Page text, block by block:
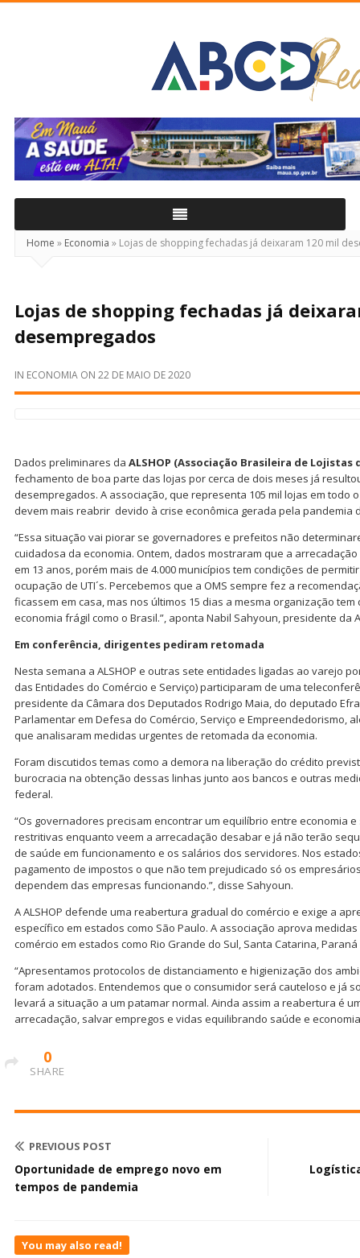
Real
Home » Economia » Lojas de shopping fechadas já deixaram 120 mil
Lojas de shopping fechadas já
desempregados
IN ECONOMIA ON 22 DE MAIO DE 2020
Dados preliminares da ALSHOP (Associação Brasileira de Lojistas
fechamento de boa parte das lojas por cerca de dois meses já
desempregados. A associação, que representa 105 mil lojas em todo
devem mais reabrir devido à crise econômica gerada pela pandemia
“Essa situação vai piorar se governadores e prefeitos não
cuidadosa da economia. Ontem, dados mostraram que a
em 13 anos, porém mais de 4.000 municípios tem condições de
ocupação de UTI´s. Percebemos que a OMS sempre fez a
ficassem em casa, mas nos últimos 15 dias a mesma organização
economia frágil como o Brasil.”, aponta Nabil Sahyoun, presidente da
Em conferência, dirigentes pediram retomada
Nesta semana a ALSHOP e outras sete entidades ligadas ao varejo
das Entidades do Comércio e Serviço) participaram de uma
presidente da Câmara dos Deputados Rodrigo Maia, do deputado
Parlamentar em Defesa do Comércio, Serviço e Empreendedorismo,
que analisaram medidas urgentes de retomada da economia.
Foram discutidos temas como a demora na liberação do crédito
burocracia na obtenção dessas linhas junto aos bancos e outras
federal.
“Os governadores precisam encontrar um equilíbrio entre economia
restritivas enquanto veem a arrecadação desabar e já não terão
de saúde em funcionamento e os salários dos servidores. Nos
pagamento de impostos o que não tem prejudicado só os
dependem das empresas funcionando.”, disse Sahyoun.
A ALSHOP defende uma reabertura gradual do comércio e exige a
específico em estados como São Paulo. A associação aprova
comércio em estados como Rio Grande do Sul, Santa Catarina,
“Apresentamos protocolos de distanciamento e higienização dos
foram adotados. Entendemos que o consumidor será cauteloso e já
levará a situação a um patamar normal. Ainda assim a reabertura é
arrecadação, salvar empregos e vidas equilibrando saúde e
0
SHARE
PREVIOUS POST
Oportunidade de emprego novo em
tempos de pandemia
You may also read!